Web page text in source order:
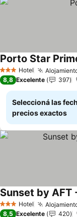
3 Estrellas
Hotel
Porto Star
8,8 Excelente 397
Seleccioná las
precios exactos
3 Estrellas
Hotel
Sunset by AFT
8,5 Excelente 420